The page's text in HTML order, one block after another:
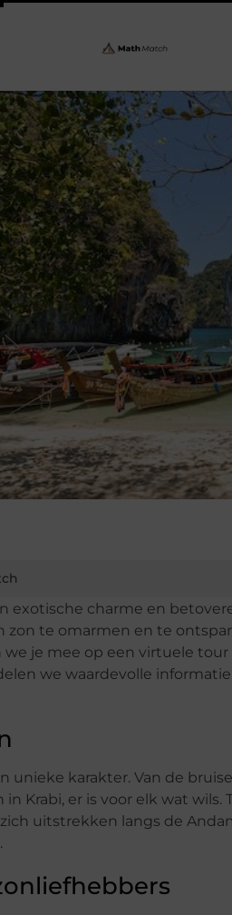
exotische charme en
zon te omarmen en te
je mee op een virtuele tour
we waardevolle
unieke karakter. Van de
Krabi, er is voor elk wat wils.
uitstrekken langs de